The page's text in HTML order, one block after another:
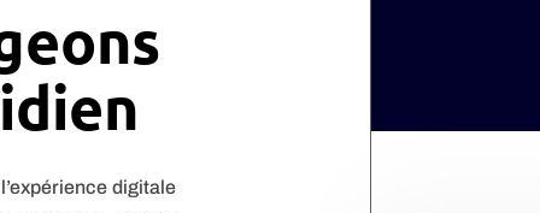
digitale